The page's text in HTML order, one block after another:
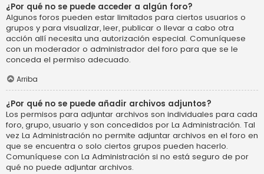
¿Por qué no se puede acceder a algún foro?
Algunos foros pueden estar limitados para ciertos usuarios o
grupos y para visualizar, leer, publicar o llevar a cabo otra
acción allí necesita una autorización especial. Comuníquese
con un moderador o administrador del foro para que se le
conceda el permiso adecuado.
Arriba
¿Por qué no se puede añadir archivos adjuntos?
Los permisos para adjuntar archivos son individuales para cada
foro, grupo, usuario y son concedidos por La Administración. Tal
vez La Administración no permite adjuntar archivos en el foro en
que se encuentra o solo ciertos grupos pueden hacerlo.
Comuníquese con La Administración si no está seguro de por
qué no puede adjuntar archivos.